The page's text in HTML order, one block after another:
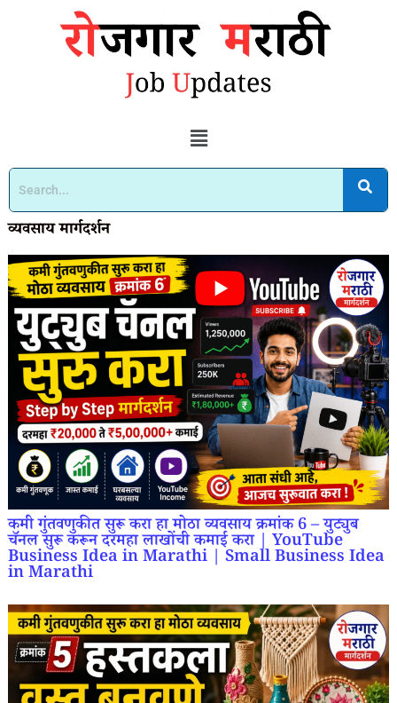
व्यवसाय मार्गदर्शन
कमी गुंतवणुकीत सुरू करा हा मोठा व्यवसाय क्रमांक 6 – युट्युब
चॅनल सुरू करून दरमहा लाखोंची कमाई करा | YouTube
Business Idea in Marathi | Small Business Idea
in Marathi